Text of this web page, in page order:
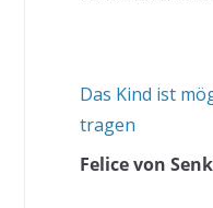
Das Kind ist
tragen
Felice von